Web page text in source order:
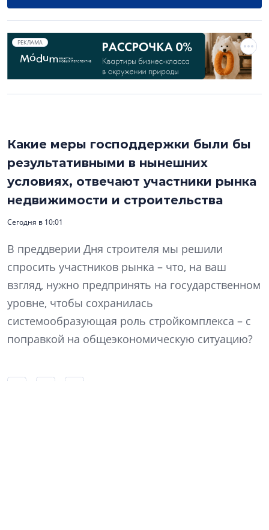
РЕКЛАМА
Какие меры господдержки были бы
результативными в нынешних
условиях, отвечают участники рынка
недвижимости и строительства
Сегодня в 10:01
В преддверии Дня строителя мы решили
спросить участников рынка – что, на ваш
взгляд, нужно предпринять на государственном
уровне, чтобы сохранилась
системообразующая роль стройкомплекса – с
поправкой на общеэкономическую ситуацию?